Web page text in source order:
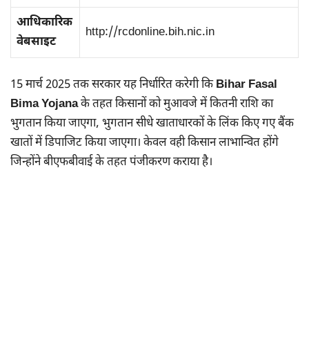
आधिकारिक
वेबसाइट
http://rcdonline.bih.nic.in
15 मार्च 2025 तक सरकार यह निर्धारित करेगी किBihar Fasal
Bima Yojanaके तहत किसानों को मुआवजे में कितनी राशि का
भुगतान किया जाएगा, भुगतान सीधे खाताधारकों के लिंक किए गए बैंक
खातों में डिपाजिट किया जाएगा। केवल वही किसान लाभान्वित होंगे
जिन्होंने बीएफबीवाई के तहत पंजीकरण कराया है।